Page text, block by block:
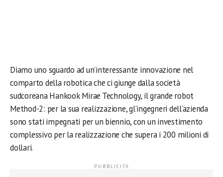
Diamo uno sguardo ad un’interessante innovazione nel
comparto della robotica che ci giunge dalla società
sudcoreana Hankook Mirae Technology, il grande robot
Method-2: per la sua realizzazione, gl’ingegneri dell’azienda
sono stati impegnati per un biennio, con un investimento
complessivo per la realizzazione che supera i 200 milioni di
dollari.